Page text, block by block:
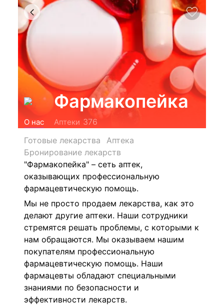
Фармакопейка
О нас Аптеки 376
Готовые лекарства
Аптека
Бронирование лекарств
"Фармакопейка" – сеть аптек,
оказывающих профессиональную
фармацевтическую помощь.
Мы не просто продаем лекарства, как это
делают другие аптеки. Наши сотрудники
стремятся решать проблемы, с которыми к
нам обращаются. Мы оказываем нашим
покупателям профессиональную
фармацевтическую помощь. Наши
фармацевты обладают специальными
знаниями по безопасности и
эффективности лекарств.